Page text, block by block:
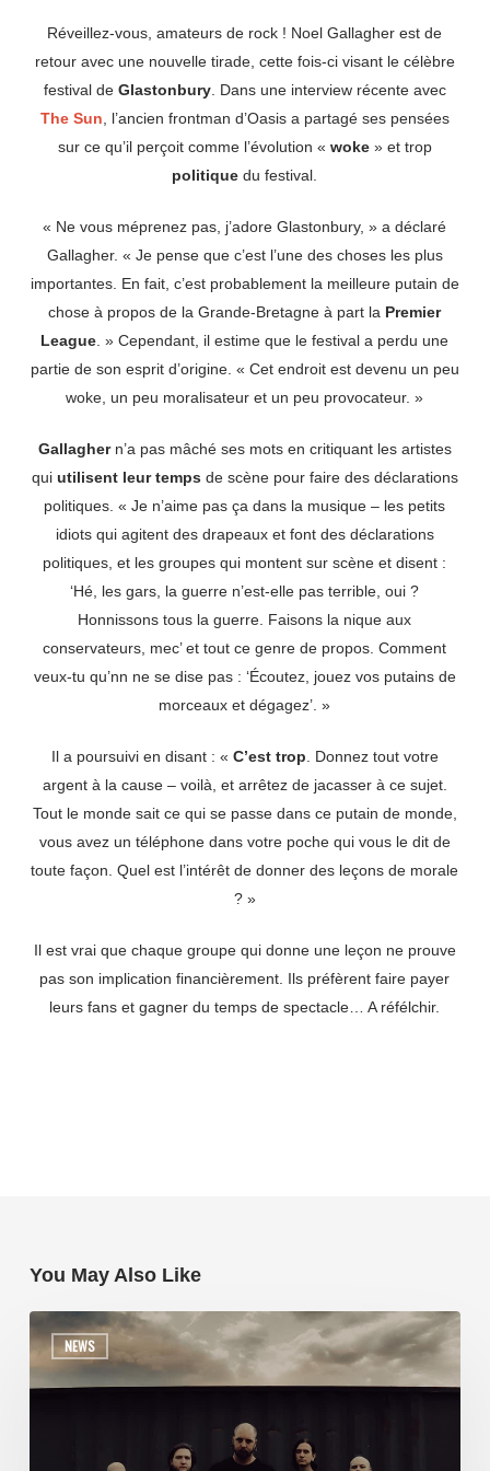
Réveillez-vous, amateurs de rock ! Noel Gallagher est de
retour avec une nouvelle tirade, cette fois-ci visant le célèbre
festival de Glastonbury. Dans une interview récente avec
The Sun , l’ancien frontman d’Oasis a partagé ses pensées
sur ce qu’il perçoit comme l’évolution « woke» et trop
politique du festival.
« Ne vous méprenez pas, j’adore Glastonbury, » a déclaré
Gallagher. « Je pense que c’est l’une des choses les plus
importantes. En fait, c’est probablement la meilleure putain de
chose à propos de la Grande-Bretagne à part la Premier
League . » Cependant, il estime que le festival a perdu une
partie de son esprit d’origine. « Cet endroit est devenu un peu
woke, un peu moralisateur et un peu provocateur. »
Gallaghern’a pas mâché ses mots en critiquant les artistes
qui utilisent leur temps de scène pour faire des déclarations
politiques. « Je n’aime pas ça dans la musique – les petits
idiots qui agitent des drapeaux et font des déclarations
politiques, et les groupes qui montent sur scène et disent :
‘Hé, les gars, la guerre n’est-elle pas terrible, oui ?
Honnissons tous la guerre. Faisons la nique aux
conservateurs, mec’ et tout ce genre de propos. Comment
veux-tu qu’nn ne se dise pas : ‘Écoutez, jouez vos putains de
morceaux et dégagez’. »
Il a poursuivi en disant : « C’est trop . Donnez tout votre
argent à la cause – voilà, et arrêtez de jacasser à ce sujet.
Tout le monde sait ce qui se passe dans ce putain de monde,
vous avez un téléphone dans votre poche qui vous le dit de
toute façon. Quel est l’intérêt de donner des leçons de morale
? »
Il est vrai que chaque groupe qui donne une leçon ne prouve
pas son implication financièrement. Ils préfèrent faire payer
leurs fans et gagner du temps de spectacle… A réfélchir.
You May Also Like
NEWS